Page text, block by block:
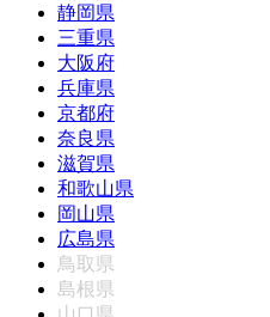
静岡県
三重県
大阪府
兵庫県
京都府
奈良県
滋賀県
和歌山県
岡山県
広島県
鳥取県
島根県